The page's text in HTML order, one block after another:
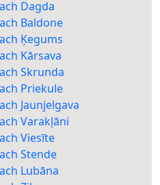
Dagda
Baldone
Ķegums
Kārsava
Skrunda
Priekule
Jaunjelgava
Varakļāni
Viesīte
Stende
Lubāna